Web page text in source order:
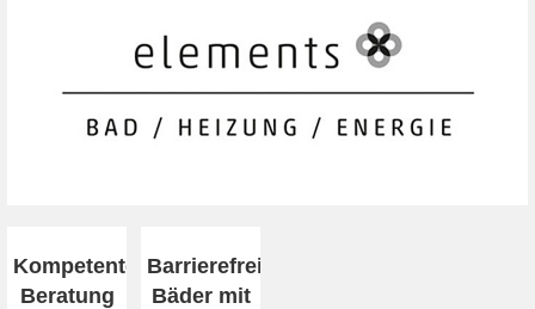
Kompetente
Beratung
Barrierefreiheit
Bäder mit